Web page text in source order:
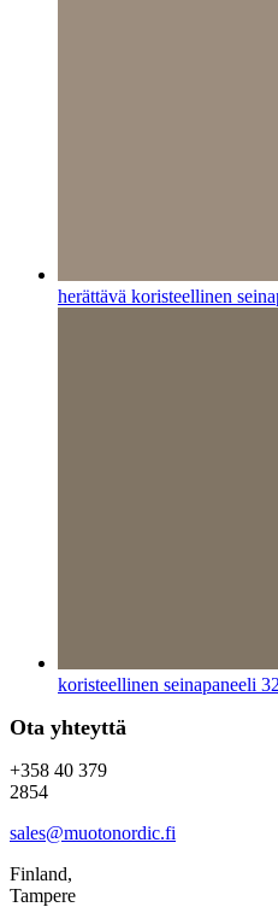
herättävä koristeellinen
koristeellinen seinapaneeli
Ota yhteyttä
+358 40 379
2854
sales@muotonordic.fi
Finland,
Tampere